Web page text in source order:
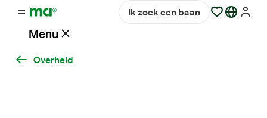
Menu
Ik zoek een baan
Overheid